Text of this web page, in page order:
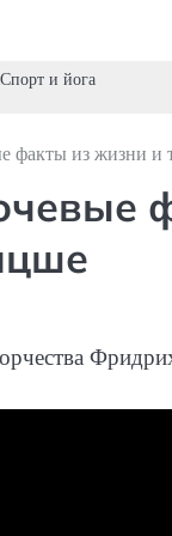
Спорт и йога
из жизни и